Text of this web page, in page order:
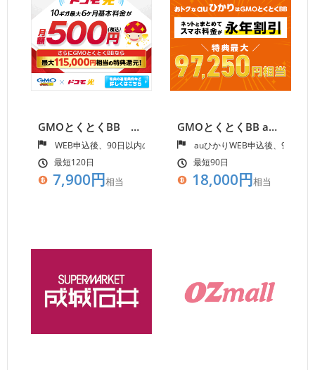
GMOとくとくBB ドコモ光(転用)
WEB申込後、90日以内の開通工事完了
最短120日
7,900円相当
GMOとくとくBB auひかり(キャッシュバック)
auひかりWEB申込後、90日以
最短90日
18,000円相当